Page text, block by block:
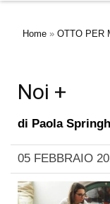
Home » OTTO PER
Noi +
di Paola
05 FEBBRAIO